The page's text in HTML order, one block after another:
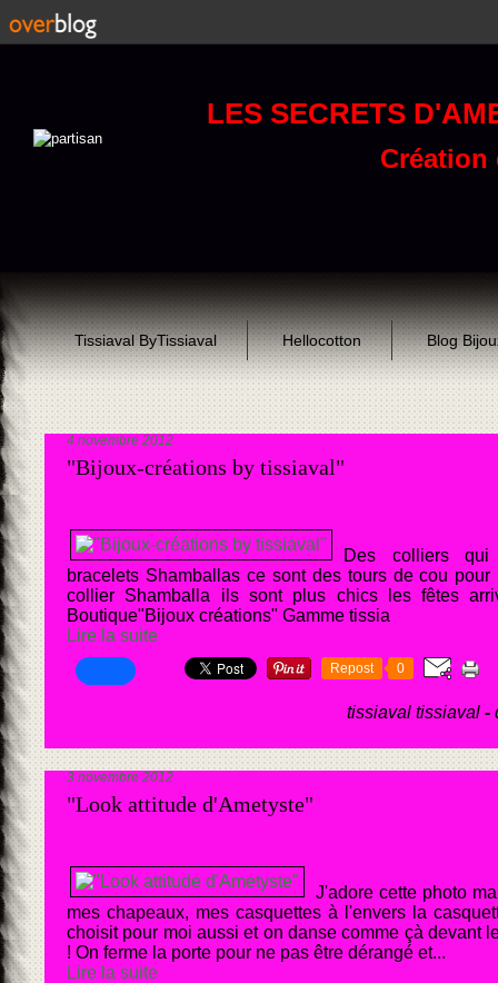
LES SECRETS
Création
Tissiaval ByTissiaval Hellocotton Blog
4 novembre 2012
"Bijoux-créations by tissiaval"
Des colliers qui
bracelets Shamballas ce sont des tours de cou
collier Shamballa ils sont plus chics les fêtes
Boutique"Bijoux créations" Gamme tissia
Lire la suite
Repost 0
tissiaval tissiaval -
3 novembre 2012
"Look attitude d'Ametyste"
J'adore cette photo
mes chapeaux, mes casquettes à l'envers la
choisit pour moi aussi et on danse comme çà devant
! On ferme la porte pour ne pas être dérangé et...
Lire la suite